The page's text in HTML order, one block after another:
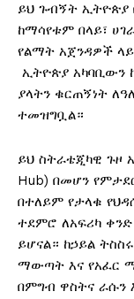
ይህ ጉብኝት
ከማሳየቱም በላይ፣
የልማት አጀንዳዎች
ኢትዮጵያ አካባቢውን
ያላትን ቁርጠኝነት
ተመዝግቧል።
ይህ ስትራቴጂካዊ ጉዞ
Hub) በመሆን
በተለይም የታላቁ
ተደምሮ ለአፍሪካ
ይሆናል። ከኃይል
ማውጣት እና የአፈር
በምግብ ዋስትና ራሱን